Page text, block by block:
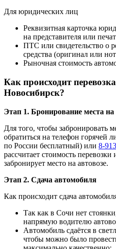
Для юридических лиц
Реквизитная карточка
на представителя или
ПТС или свидетельство о
средства (оригинал или
Рыночная стоимость
Как происходит
Новосибирск?
Этап 1. Бронирование места на
Для того, чтобы забронировать
обратиться на телефон горячей
по России бесплатный) или 8-
рассчитает стоимость перевозки
забронирует место на автовозе.
Этап 2. Сдача автомобиля
Как происходит сдача
Так как в Сочи нет
напрямую водителю
Автомобиль сдаётся в
чтобы можно было